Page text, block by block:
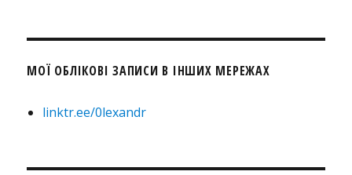
МОЇ ОБЛІКОВІ ЗАПИСИ В ІНШИХ МЕРЕЖАХ
linktr.ee/0lexandr